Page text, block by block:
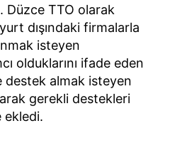
Düzce TTO olarak
dışındaki firmalarla
isteyen
olduklarını ifade eden
destek almak isteyen
gerekli destekleri
ekledi.